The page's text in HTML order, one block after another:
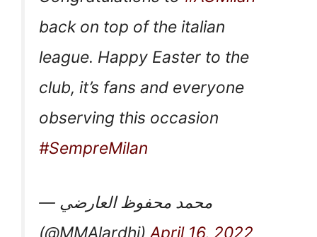
back on top of the italian
league. Happy Easter to the
club, it’s fans and everyone
observing this occasion
#SempreMilan
(@MMAlardhi) April 16, 2022